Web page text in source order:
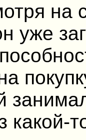
на
уже
какой-